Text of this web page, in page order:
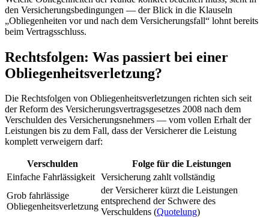
den Versicherungsbedingungen — der Blick in die Klauseln
„Obliegenheiten vor und nach dem Versicherungsfall“ lohnt bereits
beim Vertragsschluss.
Rechtsfolgen: Was passiert bei einer
Obliegenheitsverletzung?
Die Rechtsfolgen von Obliegenheitsverletzungen richten sich seit
der Reform des Versicherungsvertragsgesetzes 2008 nach dem
Verschulden des Versicherungsnehmers — vom vollen Erhalt der
Leistungen bis zu dem Fall, dass der Versicherer die Leistung
komplett verweigern darf:
Verschulden
Folge für die Leistungen
Einfache Fahrlässigkeit Versicherung zahlt vollständig
Grob fahrlässige
Obliegenheitsverletzung
der Versicherer kürzt die Leistungen
entsprechend der Schwere des
Verschuldens (Quotelung)